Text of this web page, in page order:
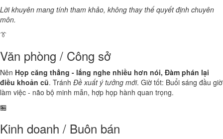
Lời khuyên mang tính tham khảo, không thay thế quyết định chuyên
môn.
👔
Văn phòng / Công sở
Nên Họp căng thẳng - lắng nghe nhiều hơn nói, Đàm phán lại
điều khoản cũ. Tránh Đề xuất ý tưởng mới. Giờ tốt: Buổi sáng đầu giờ
làm việc - não bộ minh mẫn, hợp họp hành quan trọng.
🏪
Kinh doanh / Buôn bán